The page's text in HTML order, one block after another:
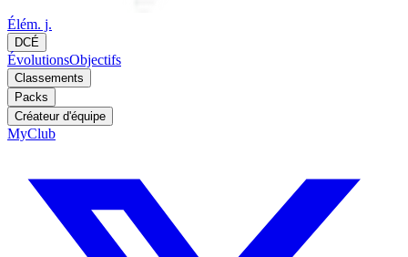
Élém. j.
DCÉ
ÉvolutionsObjectifs
Classements
Packs
Créateur d'équipe
MyClub